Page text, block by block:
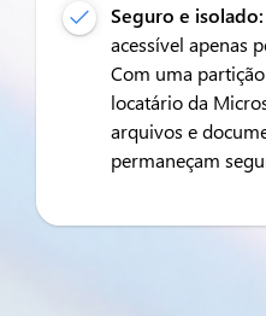
Seguro e isolado:
acessível apenas
Com uma
locatário da
arquivos e
permaneçam